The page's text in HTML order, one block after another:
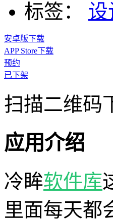
标签：
设
安卓版下载
APP Store下载
预约
已下架
扫描二维码
应用介绍
冷眸软件库
里面每天都